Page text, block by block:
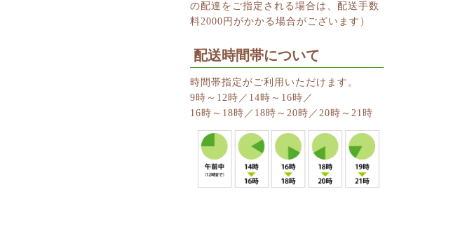
の配達をご指定される場合は、配送手数
料2000円がかかる場合がございます）
配送時間帯について
時間帯指定がご利用いただけます。
9時～12時／14時～16時／
16時～18時／18時～20時／20時～21時